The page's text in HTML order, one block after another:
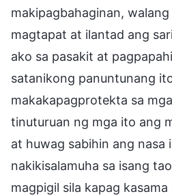
makipagbahaginan,
magtapat at ilantad ang
ako sa pasakit at
satanikong panuntunang
makakapagprotekta sa
tinuturuan ng mga ito ang
at huwag sabihin ang nasa
nakikisalamuha sa isang
magpigil sila kapag kasama